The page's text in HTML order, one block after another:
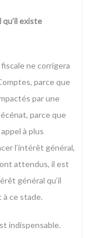
existe
ne corrigera
parce que
par une
parce que
à plus
l’intérêt général,
attendus, il est
général qu’il
ce stade.
indispensable.